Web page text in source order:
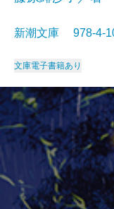
新潮文庫 978-4-
文庫電子書籍あり